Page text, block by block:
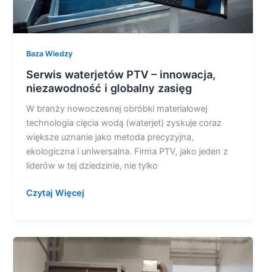
Baza Wiedzy
Serwis waterjetów PTV – innowacja,
niezawodność i globalny zasięg
W branży nowoczesnej obróbki materiałowej
technologia cięcia wodą (waterjet) zyskuje coraz
większe uznanie jako metoda precyzyjna,
ekologiczna i uniwersalna. Firma PTV, jako jeden z
liderów w tej dziedzinie, nie tylko
Czytaj Więcej
RAMS®